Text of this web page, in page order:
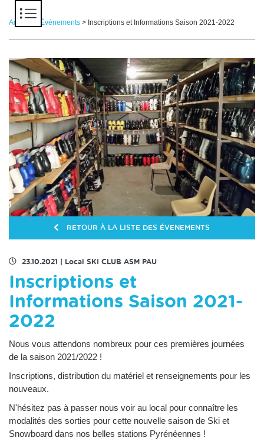
Accueil Événements > Inscriptions et Informations Saison 2021-2022
RETOUR À LA LISTE DES ÉVENEMENTS
23.10.2021 Local SKI CLUB ASM PAU
Inscriptions et
Informations Saison 2021-
2022
Nous vous attendons nombreux pour ces premières journées
de la saison 2021/2022 !
Inscriptions, distribution du matériel et renseignements pour les
nouveaux.
N'hésitez pas à passer nous voir au local pour connaître les
modalités des sorties pour cette nouvelle saison de Ski et
Snowboard dans nos belles stations Pyrénéennes !